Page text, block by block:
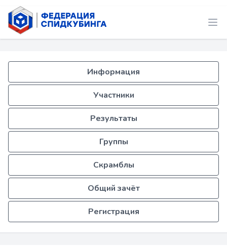
Информация
Участники
Результаты
Группы
Скрамблы
Общий зачёт
Регистрация